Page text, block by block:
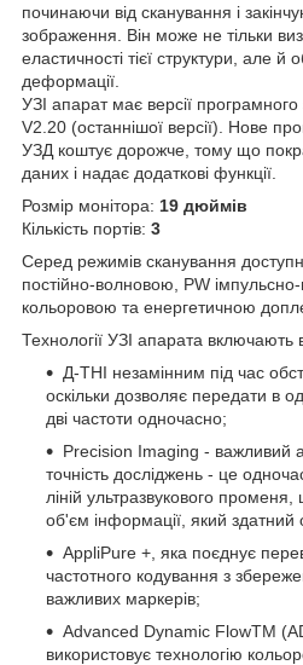
починаючи від сканування і
зображення. Він може не тільки
еластичності тієї структури, але й
деформації.
УЗІ апарат має версії
V2.20 (останнішої версії). Нове
УЗД коштує дорожче, тому що
даних і надає додаткові функції.
Розмір монітора: 19 дюймів
Кількість портів: 3
Серед режимів сканування
постійно-волновою, PW
кольоровою та енергетичною
Технології УЗІ апарата включають
Д-THI незамінним під час
оскільки дозволяє передати в
дві частоти одночасно;
Precision Imaging - важливий
точність досліджень - це
ліній ультразвукового
об'єм інформації, який здатний
AppliPure +, яка поєднує
частотного кодування з
важливих маркерів;
Advanced Dynamic FlowTM
використовує технологію